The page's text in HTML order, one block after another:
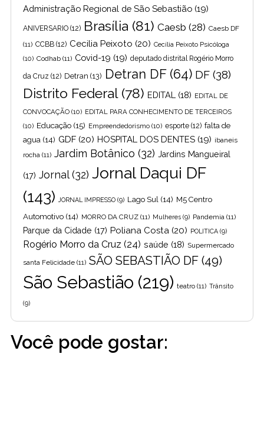
Administração Regional de São Sebastião (19)
ANIVERSARIO (12) Brasília (81) Caesb (28) Caesb DF
(11) CCBB (12) Cecilia Peixoto (20) Cecília Peixoto Psicóloga
(10) Codhab (11) Covid-19 (19) deputado distrital Rogério Morro
da Cruz (12) Detran (13) Detran DF(64) DF (38)
Distrito Federal(78) EDITAL (18) EDITAL DE
CONVOCAÇÃO (10) EDITAL PARA CONHECIMENTO DE TERCEIROS
(10) Educação (15) Empreendedorismo (10) esporte (12) falta de
agua (14) GDF (20) HOSPITAL DOS DENTES (19) ibaneis
rocha (11) Jardim Botânico (32) Jardins Mangueiral
(17) Jornal(32) Jornal Daqui DF
(143)
JORNAL IMPRESSO (9) Lago Sul (14) M5 Centro
Automotivo (14) MORRO DA CRUZ (11) Mulheres (9) Pandemia (11)
Parque da Cidade (17) Poliana Costa (20) POLITICA (9)
Rogério Morro da Cruz (24) saúde (18) Supermercado
santa Felicidade (11) SÃO SEBASTIÃO DF (49)
São Sebastião (219) teatro (11) Trânsito
(9)
Você pode gostar: